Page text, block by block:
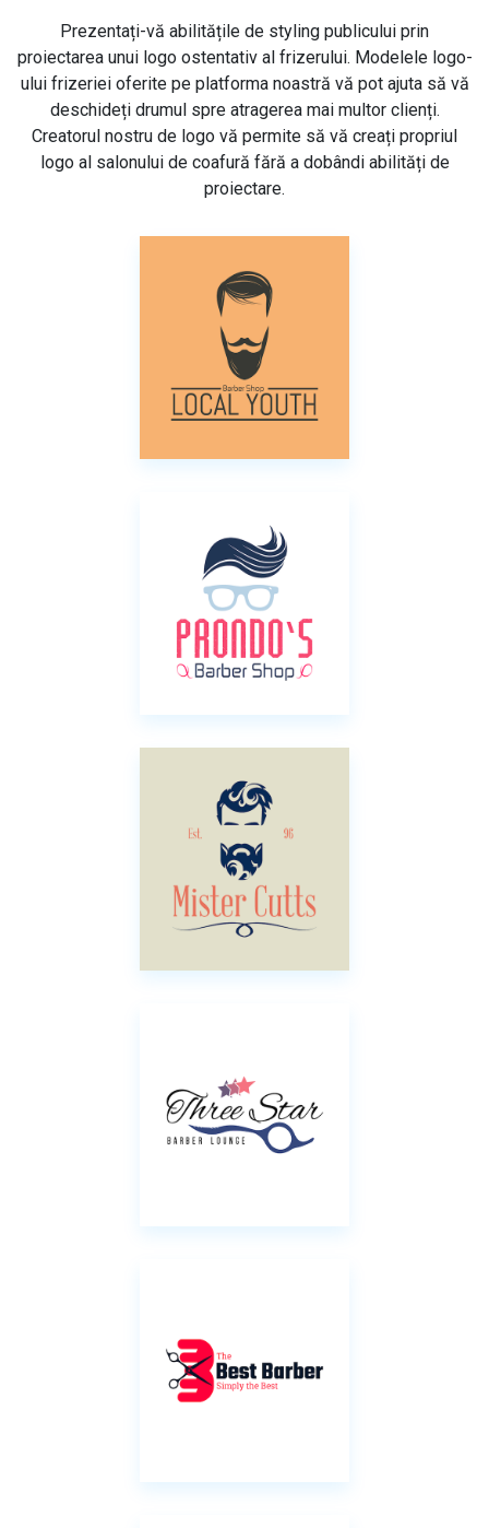
Prezentați-vă abilitățile de styling publicului prin
proiectarea unui logo ostentativ al frizerului. Modelele logo-
ului frizeriei oferite pe platforma noastră vă pot ajuta să vă
deschideți drumul spre atragerea mai multor clienți.
Creatorul nostru de logo vă permite să vă creați propriul
logo al salonului de coafură fără a dobândi abilități de
proiectare.